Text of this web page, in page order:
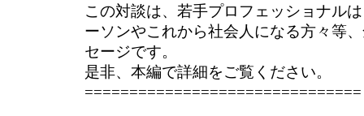
この対談は、若手プロフェッショナル
ーソンやこれから社会人になる方々等
セージです。
是非、本編で詳細をご覧ください。
===============================